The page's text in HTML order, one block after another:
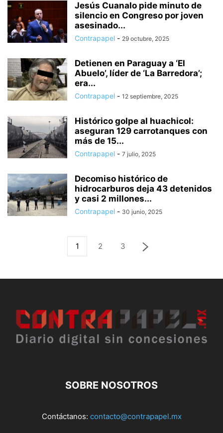
Jesús Cuanalo pide minuto de
silencio en Congreso por joven
asesinado...
Contrapapel - 29 octubre, 2025
Detienen en Paraguay a ‘El
Abuelo’, líder de ‘La Barredora’;
era...
Contrapapel - 12 septiembre, 2025
Histórico golpe al huachicol:
aseguran 129 carrotanques con
más de 15...
Contrapapel - 7 julio, 2025
Decomiso histórico de
hidrocarburos deja 43 detenidos
y casi 2 millones...
Contrapapel - 30 junio, 2025
1 2 3
SOBRE NOSOTROS
Contáctanos: contacto@contrapapel.mx